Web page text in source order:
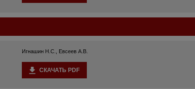
Игнашин Н.С., Евсеев А.В.
СКАЧАТЬ PDF